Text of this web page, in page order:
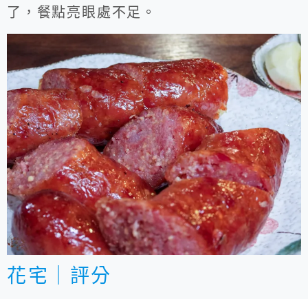
了，餐點亮眼處不足。
花宅｜評分